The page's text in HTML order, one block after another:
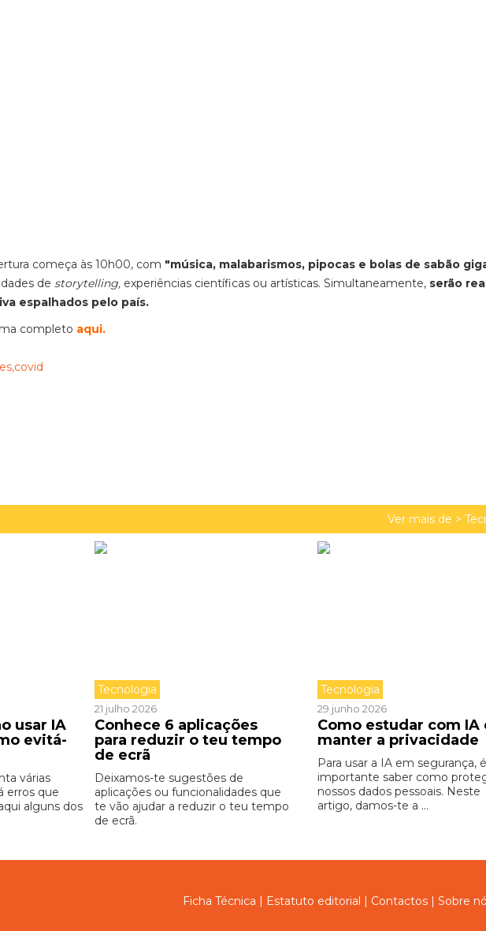
começa às 10h00, com "música, malabarismos, pipocas e bolas de sabão
de storytelling, experiências científicas ou artísticas. Simultaneamente, serão
espalhados pelo país.
completo aqui.
Ver mais de >
usar IA
evitá-
várias
erros que
alguns dos
Tecnologia
21 julho 2026
Conhece 6 aplicações
para reduzir o teu tempo
de ecrã
Deixamos-te sugestões de
aplicações ou funcionalidades que
te vão ajudar a reduzir o teu tempo
de ecrã.
Tecnologia
29 junho 2026
Como estudar com IA
manter a privacidade
Para usar a IA em segurança, é
importante saber como
nossos dados pessoais. Neste
artigo, damos-te a ...
Ficha Técnica | Estatuto editorial | Contactos | Sobre